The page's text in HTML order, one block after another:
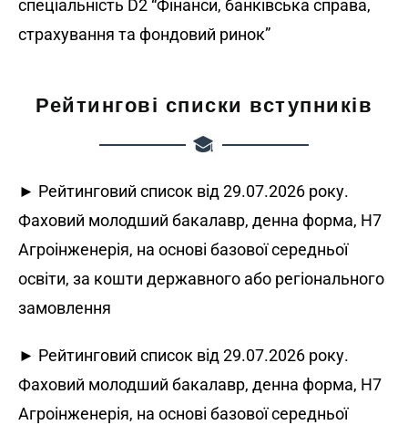
спеціальність D2 “Фінанси, банківська справа,
страхування та фондовий ринок”
Рейтингові списки вступників
► Рейтинговий список від 29.07.2026 року.
Фаховий молодший бакалавр, денна форма, H7
Агроінженерія, на основі базової середньої
освіти, за кошти державного або регіонального
замовлення
► Рейтинговий список від 29.07.2026 року.
Фаховий молодший бакалавр, денна форма, H7
Агроінженерія, на основі базової середньої